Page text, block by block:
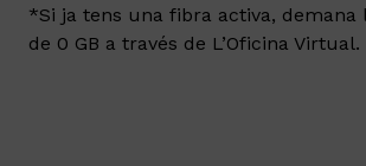
*Si ja tens una fibra activa, demana
de 0 GB a través de L’Oficina Virtual.